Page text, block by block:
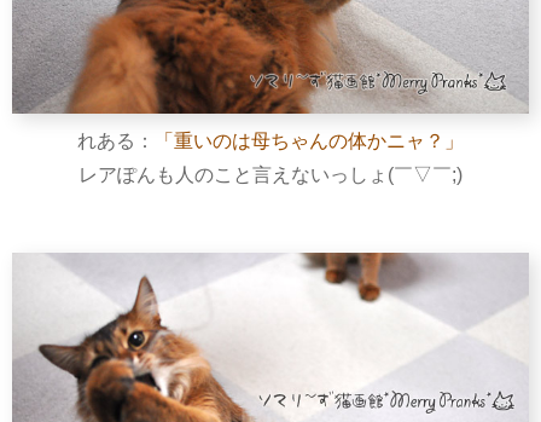
れある：
「重いのは母ちゃんの体かニャ？」
レアぽんも人のこと言えないっしょ(￣▽￣;)